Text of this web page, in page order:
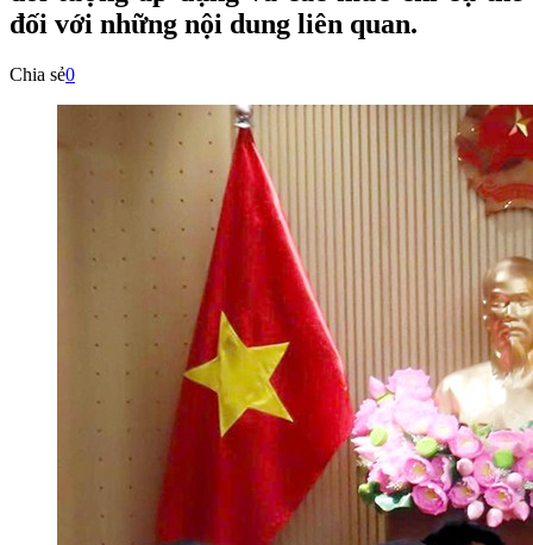
đối với những nội dung liên quan.
Chia sẻ0